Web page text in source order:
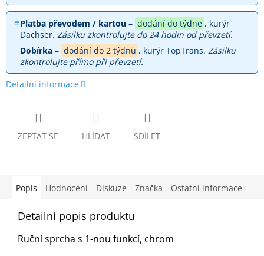
Platba převodem / kartou – dodání do týdne , kurýr
Dachser. Zásilku zkontrolujte do 24 hodin od převzetí.
Dobírka – dodání do 2 týdnů , kurýr TopTrans. Zásilku
zkontrolujte přímo při převzetí.
Detailní informace
ZEPTAT SE HLÍDAT SDÍLET
Popis Hodnocení Diskuze Značka Ostatní informace
Detailní popis produktu
Ruční sprcha s 1-nou funkcí, chrom